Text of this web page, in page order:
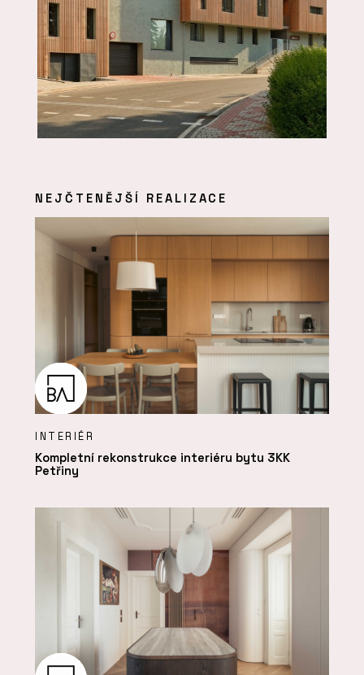
NEJČTENĚJŠÍ REALIZACE
INTERIÉR
Kompletní rekonstrukce interiéru bytu 3KK
Petřiny